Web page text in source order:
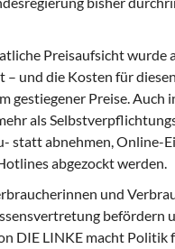
Preisaufsicht wurde
– und die Kosten für
gestiegener Preise. Auch
als
statt abnehmen, Online-
abgezockt werden.
und
befördern
DIE LINKE macht Politik